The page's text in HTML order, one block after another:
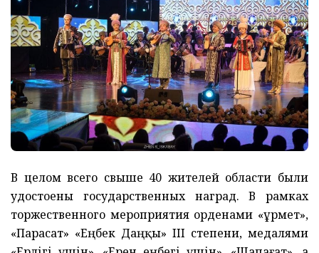
В целом всего свыше 40 жителей области были
удостоены государственных наград. В рамках
торжественного мероприятия орденами «Құрмет»,
«Парасат» «Еңбек Даңқы» III степени, медалями